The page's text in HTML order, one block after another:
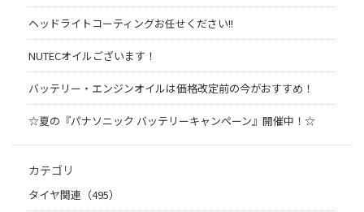
ヘッドライトコーティングお任せください!!
NUTECオイルございます！
バッテリー・エンジンオイルは価格改定前の今がおすすめ！
☆夏の『パナソニック バッテリーキャンペーン』開催中！☆
カテゴリ
タイヤ関連（495）